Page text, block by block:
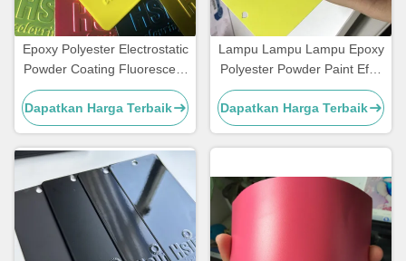
Epoxy Polyester Electrostatic
Powder Coating Fluorescent
Reflective Color Neon Pink
Dapatkan Harga Terbaik
Lampu Lampu Lampu Epoxy
Polyester Powder Paint Efek
Neon Fluoresen
Dapatkan Harga Terbaik